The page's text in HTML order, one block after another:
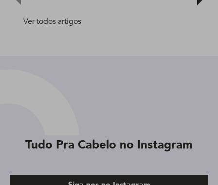
Ver todos artigos
Tudo Pra Cabelo no Instagram